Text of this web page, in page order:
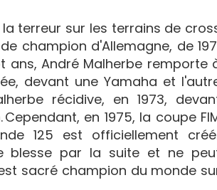
terreur sur les terrains de
champion d'Allemagne, de
ans, André Malherbe remporte
devant une Yamaha et
récidive, en 1973,
en 1975, la coupe
125 est officiellement
blesse par la suite et ne
sacré champion du monde